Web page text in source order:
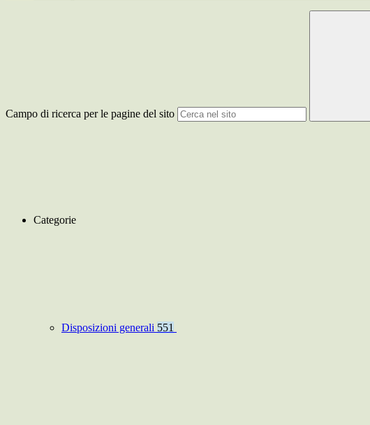
Campo di ricerca per le pagine del sito
Categorie
Disposizioni generali 551